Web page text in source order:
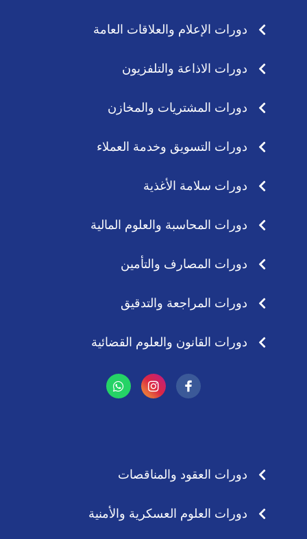
دورات الإعلام والعلاقات العامة
دورات الاذاعة والتلفزيون
دورات المشتريات والمخازن
دورات التسويق وخدمة العملاء
دورات سلامة الأغذية
دورات المحاسبة والعلوم المالية
دورات المصارف والتأمين
دورات المراجعة والتدقيق
دورات القانون والعلوم القضائية
I
n
s
a
m
W
h
a
دورات العقود والمناقصات
دورات العلوم العسكرية والأمنية